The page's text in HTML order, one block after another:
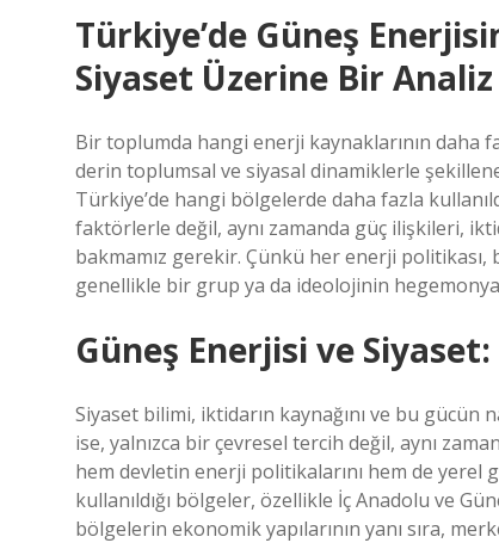
Türkiye’de Güneş
Siyaset Üzerine Bir Analiz
Bir toplumda hangi enerji kaynaklarının daha
derin toplumsal ve siyasal dinamiklerle
Türkiye’de hangi bölgelerde daha fazla
faktörlerle değil, aynı zamanda güç ilişkileri,
bakmamız gerekir. Çünkü her enerji politikası,
genellikle bir grup ya da ideolojinin
Güneş Enerjisi ve
Siyaset bilimi, iktidarın kaynağını ve bu gücün
ise, yalnızca bir çevresel tercih değil, aynı
hem devletin enerji politikalarını hem de yerel
kullanıldığı bölgeler, özellikle İç Anadolu ve
bölgelerin ekonomik yapılarının yanı sıra,